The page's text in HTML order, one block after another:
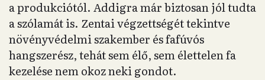
a produkciótól. Addigra már biztosan jól tudta
a szólamát is. Zentai végzettségét tekintve
növényvédelmi szakember és fafúvós
hangszerész, tehát sem élő, sem élettelen fa
kezelése nem okoz neki gondot.